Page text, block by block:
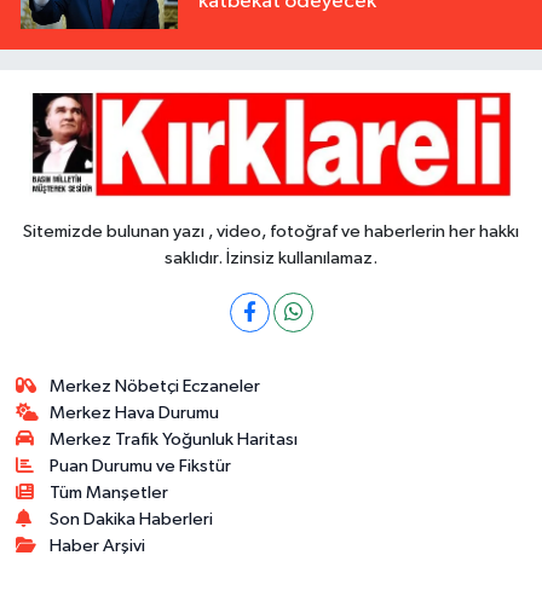
Sitemizde bulunan yazı , video, fotoğraf ve haberlerin her hakkı
saklıdır. İzinsiz kullanılamaz.
Merkez Nöbetçi Eczaneler
Merkez Hava Durumu
Merkez Trafik Yoğunluk Haritası
Puan Durumu ve Fikstür
Tüm Manşetler
Son Dakika Haberleri
Haber Arşivi